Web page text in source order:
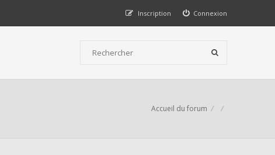
Connexion
Inscription
Accueil du forum